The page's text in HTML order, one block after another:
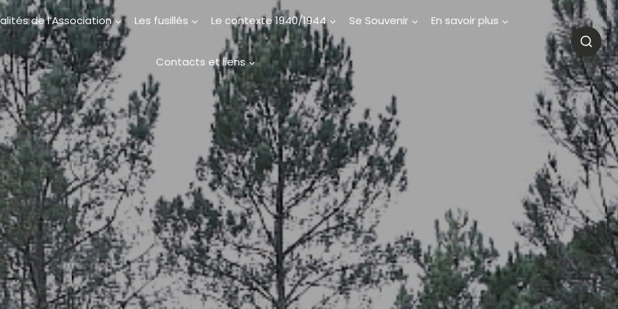
de l’Association Les fusillés Le contexte 1940/1944 Se Souvenir En savoir plus
Contacts et liens